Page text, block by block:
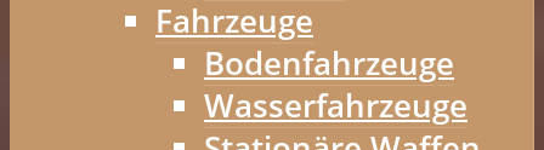
Fahrzeuge
Bodenfahrzeuge
Wasserfahrzeuge